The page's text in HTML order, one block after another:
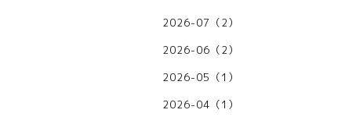
2026-07（2）
2026-06（2）
2026-05（1）
2026-04（1）